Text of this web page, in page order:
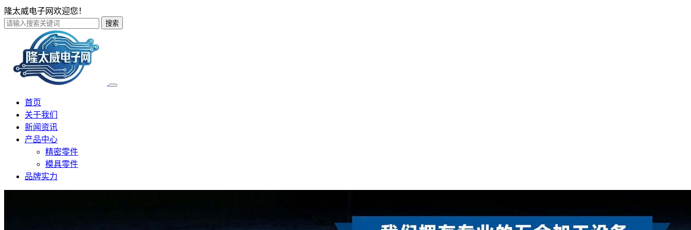
隆太威电子网欢迎您！
搜索
首页
关于我们
新闻资讯
产品中心
精密零件
模具零件
品牌实力